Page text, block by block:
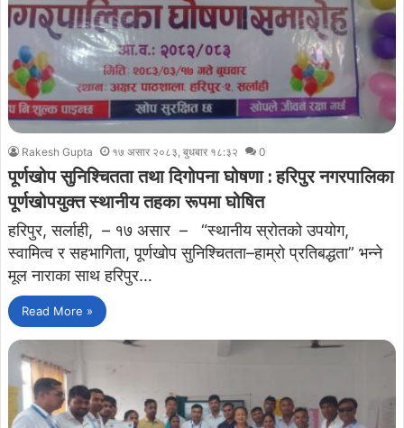
Rakesh Gupta १७ असार २०८३, बुधबार १८:३२ 0
पूर्णखोप सुनिश्चितता तथा दिगोपना घोषणा : हरिपुर नगरपालिका
पूर्णखोपयुक्त स्थानीय तहका रूपमा घोषित
हरिपुर, सर्लाही, – १७ असार – “स्थानीय स्रोतको उपयोग,
स्वामित्व र सहभागिता, पूर्णखोप सुनिश्चितता–हाम्रो प्रतिबद्धता” भन्ने
मूल नाराका साथ हरिपुर…
Read More »